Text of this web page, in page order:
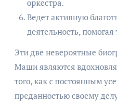
оркестра.
Ведет активную
деятельность,
Эти две невероятные
Маши являются
того, как с постоянным
преданностью своему